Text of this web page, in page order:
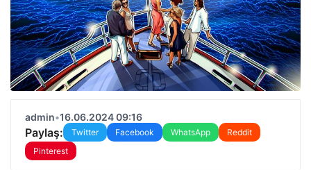
admin•16.06.2024 09:16
Paylaş: Twitter Facebook WhatsApp
Reddit
Pinterest